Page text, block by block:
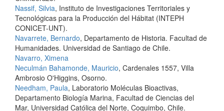
Nassif, Silvia, Instituto de Investigaciones Territoriales y
Tecnológicas para la Producción del Hábitat (INTEPH
CONICET-UNT).
Navarrete, Bernardo, Departamento de Historia. Facultad de
Humanidades. Universidad de Santiago de Chile.
Navarro, Ximena
Neculmán Bahamonde, Mauricio, Cardenales 1557, Villa
Ambrosio O'Higgins, Osorno.
Needham, Paula, Laboratorio Moléculas Bioactivas,
Departamento Biología Marina, Facultad de Ciencias del
Mar, Universidad Católica del Norte, Coquimbo, Chile.